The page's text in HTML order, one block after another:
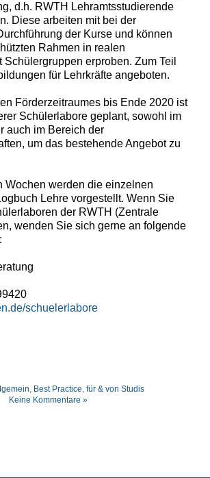
d.h. RWTH Lehramtsstudierende
Diese arbeiten mit bei der
der Kurse und können
Rahmen in realen
Schülergruppen erproben. Zum Teil
für Lehrkräfte angeboten.
Förderzeitraumes bis Ende 2020 ist
Schülerlabore geplant, sowohl im
auch im Bereich der
um das bestehende Angebot zu
Wochen werden die einzelnen
Lehre vorgestellt. Wenn Sie
der RWTH (Zentrale
wenden Sie sich gerne an folgende
schuelerlabore
, Best Practice,für & von Studis
Keine Kommentare »